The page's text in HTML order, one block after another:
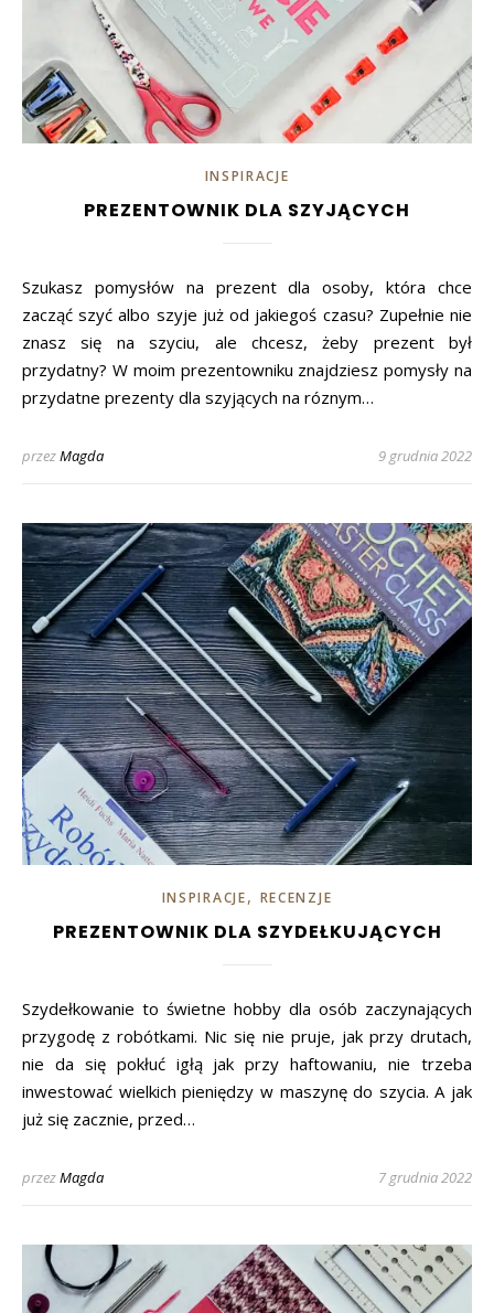
INSPIRACJE
PREZENTOWNIK DLA SZYJĄCYCH
Szukasz pomysłów na prezent dla osoby, która chce
zacząć szyć albo szyje już od jakiegoś czasu? Zupełnie nie
znasz się na szyciu, ale chcesz, żeby prezent był
przydatny? W moim prezentowniku znajdziesz pomysły na
przydatne prezenty dla szyjących na róznym…
przezMagda 9 grudnia 2022
INSPIRACJE, RECENZJE
PREZENTOWNIK DLA SZYDEŁKUJĄCYCH
Szydełkowanie to świetne hobby dla osób zaczynających
przygodę z robótkami. Nic się nie pruje, jak przy drutach,
nie da się pokłuć igłą jak przy haftowaniu, nie trzeba
inwestować wielkich pieniędzy w maszynę do szycia. A jak
już się zacznie, przed…
przezMagda 7 grudnia 2022